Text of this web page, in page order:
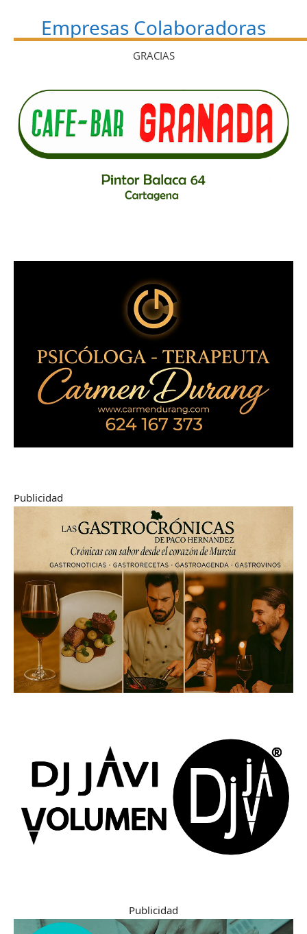
Empresas Colaboradoras
GRACIAS
Publicidad
Publicidad